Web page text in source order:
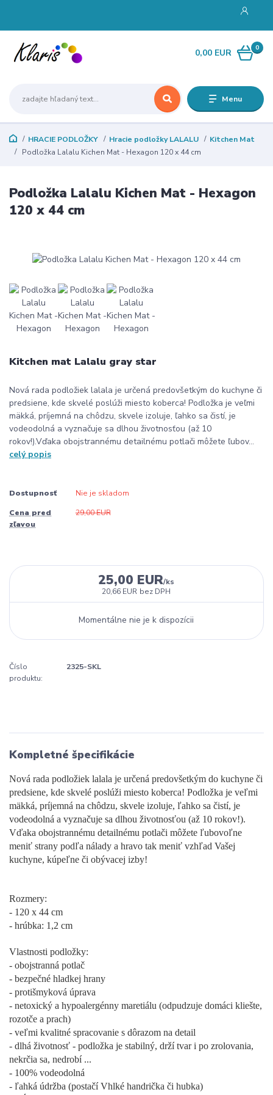
Menu
0
0,00 EUR
HRACIE PODLOŽKY Hracie podložky LALALU
Kitchen Mat
Podložka Lalalu Kichen Mat - Hexagon 120 x 44 cm
Podložka Lalalu Kichen Mat - Hexagon
120 x 44 cm
Kitchen mat Lalalu gray star
Nová rada podložiek lalala je určená predovšetkým do kuchyne či
predsiene, kde skvelé poslúži miesto koberca! Podložka je veľmi
mäkká, príjemná na chôdzu, skvele izoluje, ľahko sa čistí, je
vodeodolná a vyznačuje sa dlhou životnosťou (až 10
rokov!).Vďaka obojstrannému detailnému potlači môžete ľubov...
celý popis
Dostupnosť Nie je skladom
Cena pred
zľavou
29,00 EUR
25,00 EUR/ks
20,66 EUR bez DPH
Momentálne nie je k dispozícii
Číslo
produktu:
2325-SKL
Kompletné špecifikácie
Nová rada podložiek lalala je určená predovšetkým do kuchyne či
predsiene, kde skvelé poslúži miesto koberca! Podložka je veľmi
mäkká, príjemná na chôdzu, skvele izoluje, ľahko sa čistí, je
vodeodolná a vyznačuje sa dlhou životnosťou (až 10 rokov!).
Vďaka obojstrannému detailnému potlači môžete ľubovoľne
meniť strany podľa nálady a hravo tak meniť vzhľad Vašej
kuchyne, kúpeľne či obývacej izby!
Rozmery:
- 120 x 44 cm
- hrúbka: 1,2 cm
Vlastnosti podložky:
- obojstranná potlač
- bezpečné hladkej hrany
- protišmyková úprava
- netoxický a hypoalergénny maretiálu (odpudzuje domáci kliešte,
rozotče a prach)
- veľmi kvalitné spracovanie s dôrazom na detail
- dlhá životnosť - podložka je stabilný, drží tvar i po zrolovania,
nekrčia sa, nedrobí ...
- 100% vodeodolná
- ľahká údržba (postačí Vhlké handrička či hubka)